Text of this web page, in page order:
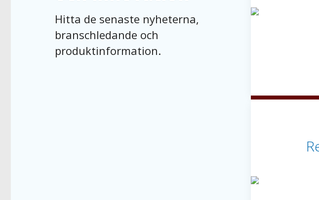
Hitta de senaste nyheterna,
branschledande och
produktinformation.